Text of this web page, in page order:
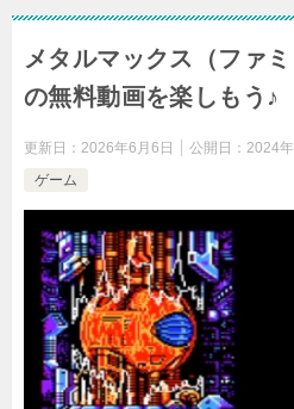
メタルマックス（ファ
の無料動画を楽しもう♪
更新日： 2026年6月6日 公開日： 2024
ゲーム